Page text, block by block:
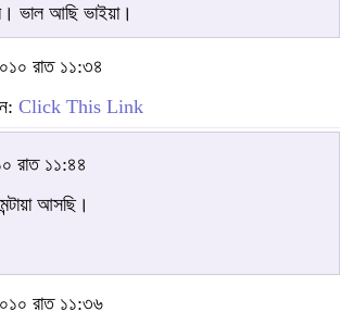
ভাল আছি ভাইয়া।
রাত ১১:৩৪
Click This Link
রাত ১১:৪৪
আসছি।
রাত ১১:৩৬